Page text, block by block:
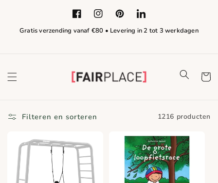
FacebookInstagramPinterestLinkedIn
Gratis verzending vanaf €80 • Levering in 2 tot 3 werkdagen
Filteren en sorteren 1216 producten